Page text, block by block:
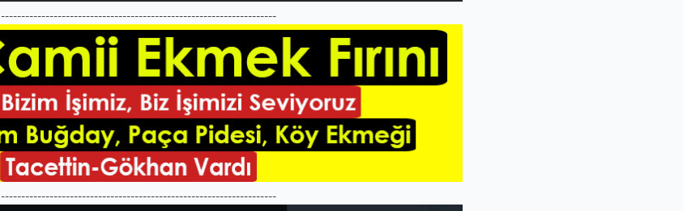
--------------------------------------------------------------------
--------------------------------------------------------------------